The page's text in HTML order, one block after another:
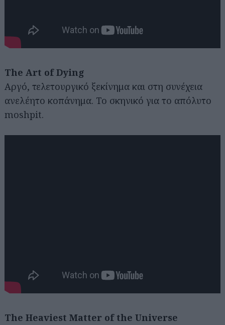
The Art of Dying
Αργό, τελετουργικό ξεκίνημα και στη συνέχεια
ανελέητο κοπάνημα. Το σκηνικό για το απόλυτο
moshpit.
The Heaviest Matter of the Universe